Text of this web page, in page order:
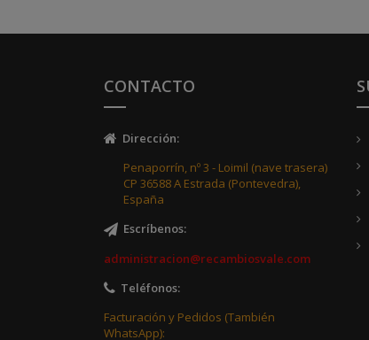
CONTACTO
Dirección:
Penaporrín, nº 3 - Loimil (nave trasera)
CP 36588 A Estrada (Pontevedra),
España
Escríbenos:
administracion@recambiosvale.com
Teléfonos:
Facturación y Pedidos (También
WhatsApp):